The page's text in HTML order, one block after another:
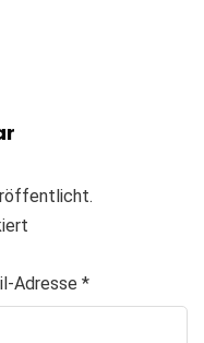
Adresse *